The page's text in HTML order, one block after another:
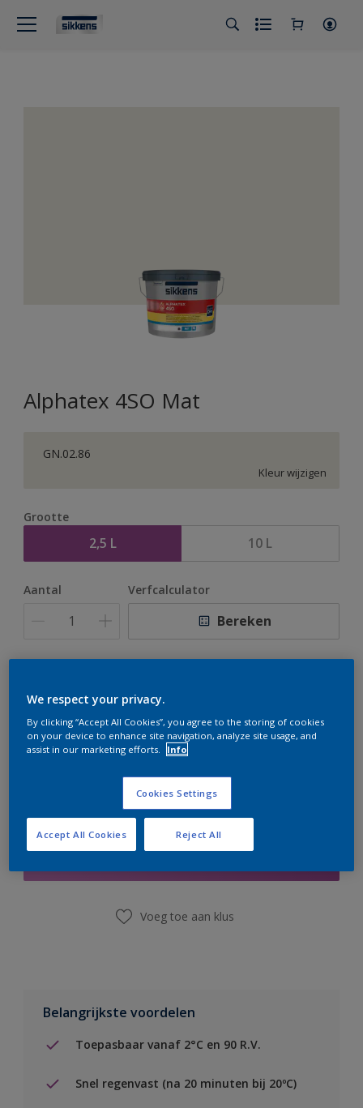
Alphatex 4SO Mat
GN.02.86
Kleur wijzigen
Grootte
2,5 L 10 L
Aantal Verfcalculator
Bereken
te bestellen. Houd de website in de gaten, we werken
Boodschappenlijst
Voeg toe aan klus
Belangrijkste voordelen
Toepasbaar vanaf 2°C en 90 R.V.
Snel regenvast (na 20 minuten bij 20ºC)
We respect your privacy.
By clicking “Accept All Cookies”, you agree to the storing of cookies
on your device to enhance site navigation, analyze site usage, and
assist in our marketing efforts.
Info
Cookies Settings
Reject All
Accept All Cookies